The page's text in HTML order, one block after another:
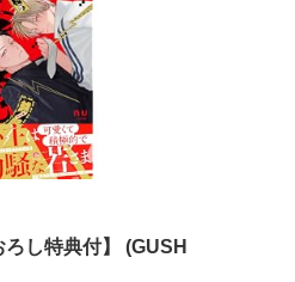
し特典付】 (GUSH